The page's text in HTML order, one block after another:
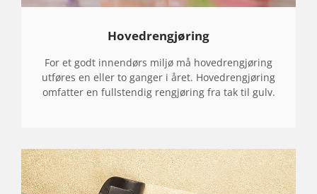
Hovedrengjøring
For et godt innendørs miljø må hovedrengjøring
utføres en eller to ganger i året. Hovedrengjøring
omfatter en fullstendig rengjøring fra tak til gulv.